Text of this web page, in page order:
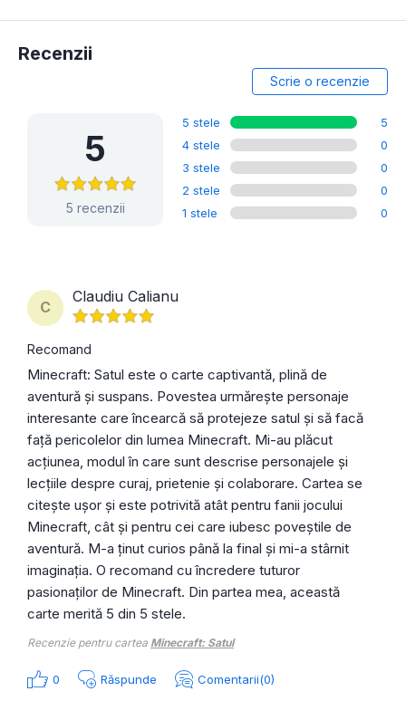
Recenzii
Scrie o recenzie
5
5 recenzii
5 stele
5
4 stele
0
3 stele
0
2 stele
0
1 stele
0
C
Claudiu Calianu
Recomand
Minecraft: Satul este o carte captivantă, plină de
aventură și suspans. Povestea urmărește personaje
interesante care încearcă să protejeze satul și să facă
față pericolelor din lumea Minecraft. Mi-au plăcut
acțiunea, modul în care sunt descrise personajele și
lecțiile despre curaj, prietenie și colaborare. Cartea se
citește ușor și este potrivită atât pentru fanii jocului
Minecraft, cât și pentru cei care iubesc poveștile de
aventură. M-a ținut curios până la final și mi-a stârnit
imaginația. O recomand cu încredere tuturor
pasionaților de Minecraft. Din partea mea, această
carte merită 5 din 5 stele.
Recenzie pentru cartea Minecraft: Satul
0 Răspunde Comentarii(0)